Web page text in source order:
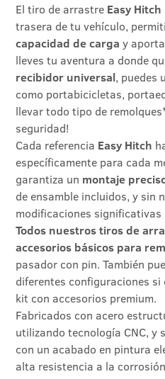
El tiro de arrastre Easy Hitch
trasera de tu vehículo,
capacidad de carga y
lleves tu aventura a donde
recibidor universal, puedes
como portabicicletas,
llevar todo tipo de
seguridad!
Cada referencia Easy Hitch
específicamente para cada
garantiza un montaje
de ensamble incluidos, y sin
modificaciones
Todos nuestros tiros de
accesorios básicos para
pasador con pin. También
diferentes configuraciones
kit con accesorios premium.
Fabricados con acero
utilizando tecnología CNC, y
con un acabado en pintura
alta resistencia a la